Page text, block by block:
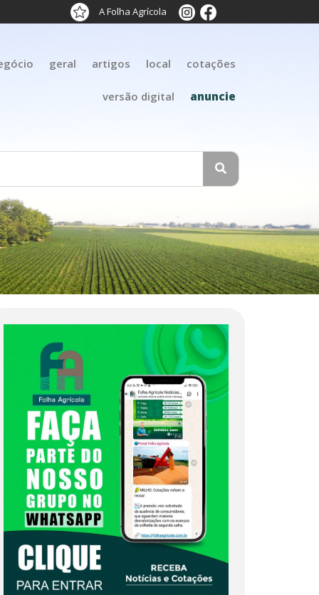
A Folha Agrícola
geral artigos local cotações
versão digital anuncie